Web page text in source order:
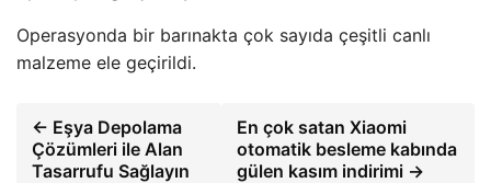
Operasyonda bir barınakta çok sayıda çeşitli canlı
malzeme ele geçirildi.
← Eşya Depolama
Çözümleri ile Alan
Tasarrufu Sağlayın
En çok satan Xiaomi
otomatik besleme kabında
gülen kasım indirimi →